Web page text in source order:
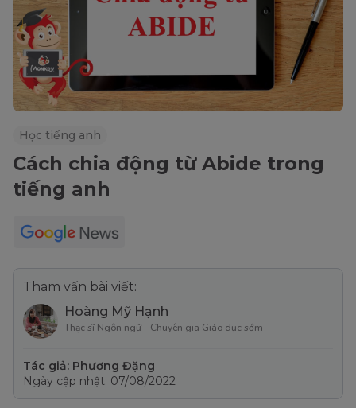
Học tiếng anh
Cách chia động từ Abide trong
tiếng anh
Tham vấn bài viết:
Hoàng Mỹ Hạnh
Thạc sĩ Ngôn ngữ - Chuyên gia Giáo dục sớm
Tác giả: Phương Đặng
Ngày cập nhật: 07/08/2022